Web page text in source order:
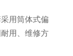
用筒体式偏
用、维修方